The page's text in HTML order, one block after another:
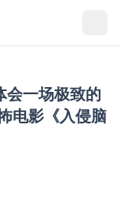
会一场极致的
电影《入侵脑